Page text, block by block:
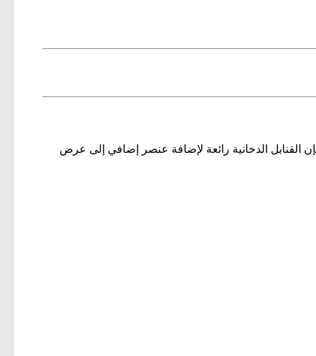
القنابل الدخانية رائعة لإضافة عنصر إضافي إلى عرض